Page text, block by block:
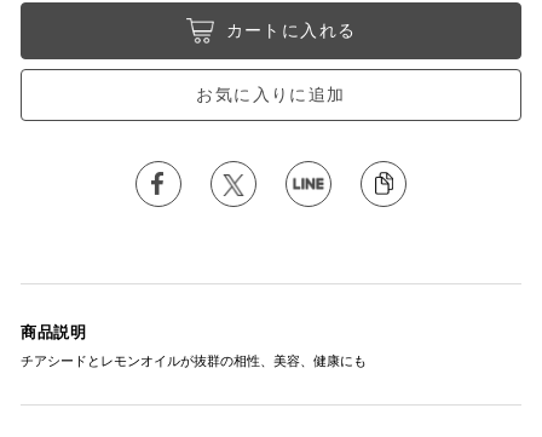
カートに入れる
お気に入りに追加
商品説明
チアシードとレモンオイルが抜群の相性、美容、健康にも